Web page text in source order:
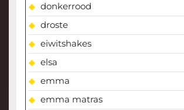
donkerrood
droste
eiwitshakes
elsa
emma
emma matras